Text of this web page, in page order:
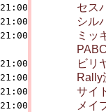
21:00 セス
21:00 シル
21:00
ミッ
21:00 ビリ
21:00 Rally
21:00 サイ
21:00 メイ